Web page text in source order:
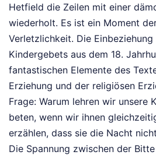
Hetfield die Zeilen mit einer
wiederholt. Es ist ein Moment
Verletzlichkeit. Die
Kindergebets aus dem 18.
fantastischen Elemente des
Erziehung und der religiösen
Frage: Warum lehren wir unsere
beten, wenn wir ihnen
erzählen, dass sie die Nacht
Die Spannung zwischen der